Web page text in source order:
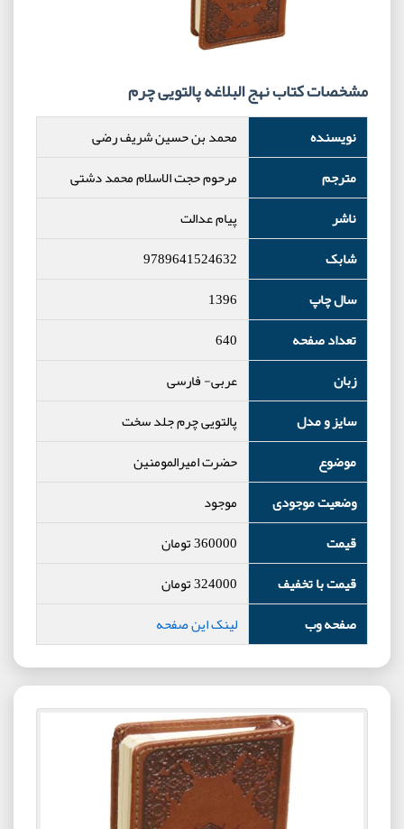
مشخصات کتاب نهج البلاغه پالتویی چرم
نویسنده
محمد بن حسین شریف رضی
مترجم
مرحوم حجت الاسلام محمد دشتی
ناشر
پیام عدالت
شابک
9789641524632
سال چاپ
1396
تعداد صفحه
640
زبان
عربی- فارسی
سایز و مدل
پالتویی چرم جلد سخت
موضوع
حضرت امیرالمومنین
وضعیت موجودی
موجود
قیمت
360000تومان
قیمت با تخفیف
324000تومان
صفحه وب
لینک این صفحه